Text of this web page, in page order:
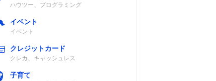
ハウツー、プログラミング
イベント
イベント
クレジットカード
クレカ、キャッシュレス
子育て